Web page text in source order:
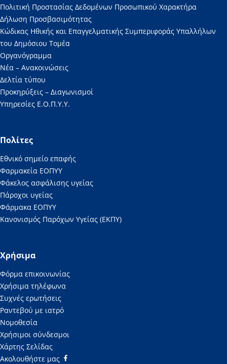
Πολιτική Προστασίας Δεδομένων Προσωπικού Χαρακτήρα
Δήλωση Προσβασιμότητας
Κώδικας Ηθικής και Επαγγελματικής Συμπεριφοράς Υπαλλήλων
του Δημόσιου Τομέα
Οργανόγραμμα
Νέα – Ανακοινώσεις
Δελτία τύπου
Προκηρύξεις – Διαγωνισμοί
Υπηρεσίες Ε.Ο.Π.Υ.Υ.
Πολίτες
Εθνικό σημείο επαφής
Φαρμακεία ΕΟΠΥΥ
Φάκελος ασφάλισης υγείας
Πάροχοι υγείας
Φάρμακα ΕΟΠΥΥ
Κανονισμός Παρόχων Υγείας (ΕΚΠΥ)
Χρήσιμα
Φόρμα επικοινωνίας
Χρήσιμα τηλέφωνα
Συχνές ερωτήσεις
Ραντεβού με ιατρό
Νομοθεσία
Χρήσιμοι σύνδεσμοι
Χάρτης Σελίδας
Ακολουθήστε μας